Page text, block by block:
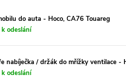
do auta - Hoco, CA76 Touareg
odeslání
nabíječka / držák do mřížky ventilace -
odeslání